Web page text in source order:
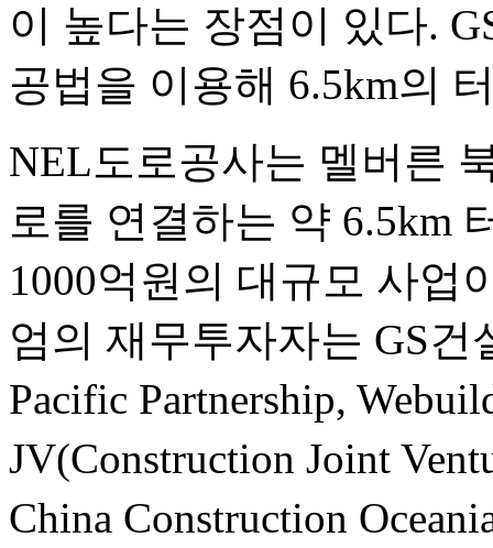
이 높다는 장점이 있다.
공법을 이용해 6.5km의
NEL도로공사는 멜버른
로를 연결하는 약 6.5km
1000억원의 대규모 사업
엄의 재무투자자는 GS건
Pacific Partnership,
JV(Construction Joint
China Construction